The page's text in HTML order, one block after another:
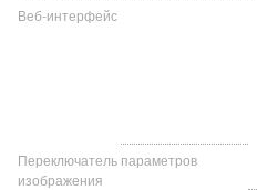
Веб-интерфейс
Переключатель параметров
изображения